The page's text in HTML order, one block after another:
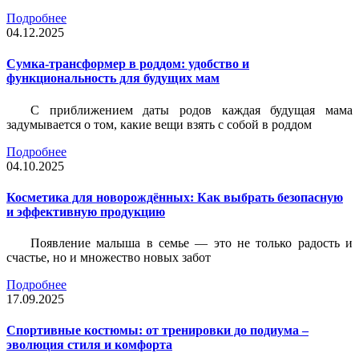
Подробнее
04.12.2025
Сумка-трансформер в роддом: удобство и
функциональность для будущих мам
С приближением даты родов каждая будущая мама
задумывается о том, какие вещи взять с собой в роддом
Подробнее
04.10.2025
Косметика для новорождённых: Как выбрать безопасную
и эффективную продукцию
Появление малыша в семье — это не только радость и
счастье, но и множество новых забот
Подробнее
17.09.2025
Спортивные костюмы: от тренировки до подиума –
эволюция стиля и комфорта